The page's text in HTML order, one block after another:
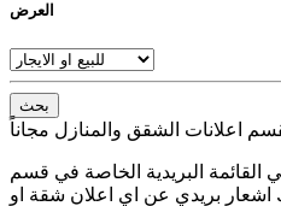
العرض
بحث
القائمة البريدية الخاصة في قسم
اشعار بريدي عن اي اعلان شقة او